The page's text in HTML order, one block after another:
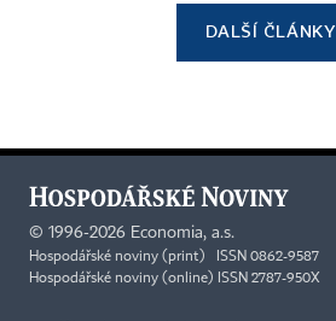
DALŠÍ ČLÁNKY
© 1996-2026 Economia, a.s.
Hospodářské noviny (print) ISSN 0862-9587
Hospodářské noviny (online) ISSN 2787-950X